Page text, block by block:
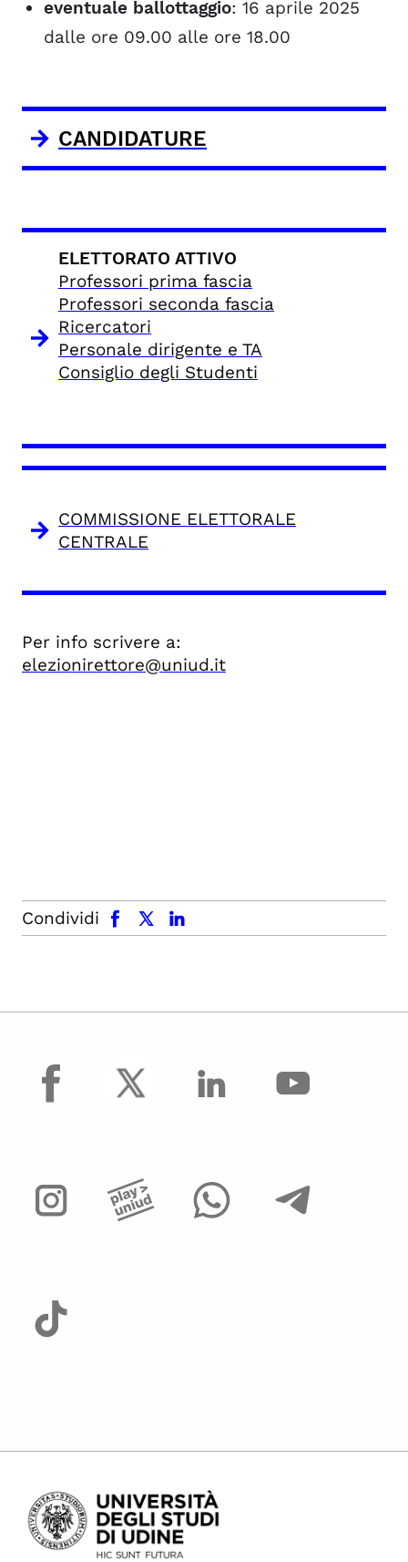
eventuale ballottaggio: 16 aprile 2025
dalle ore 09.00 alle ore 18.00
CANDIDATURE
ELETTORATO ATTIVO
Professori prima fascia
Professori seconda fascia
Ricercatori
Personale dirigente e TA
Consiglio degli Studenti
COMMISSIONE ELETTORALE
CENTRALE
Per info scrivere a:
elezionirettore@uniud.it
Condividi
facebook x.com linkedin
facebook